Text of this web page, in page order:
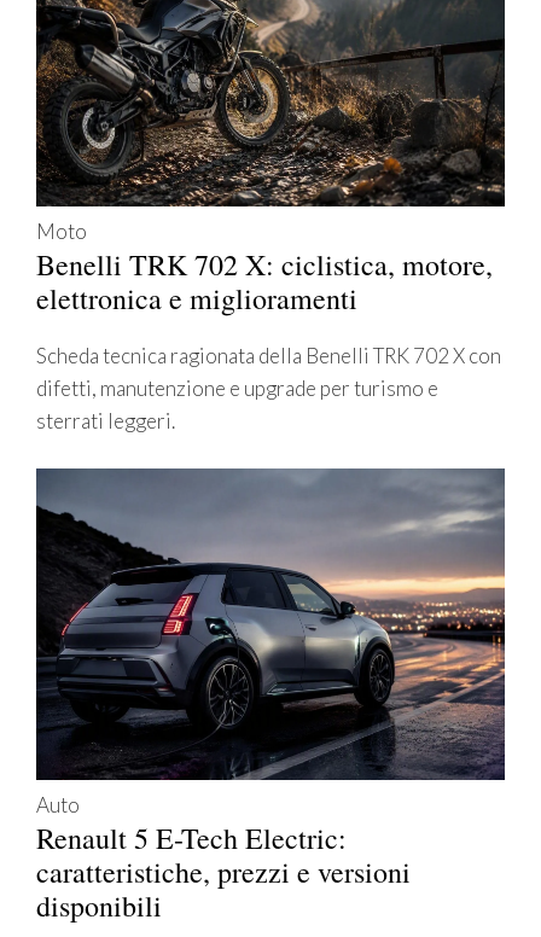
Moto
Benelli TRK 702 X: ciclistica, motore,
elettronica e miglioramenti
Scheda tecnica ragionata della Benelli TRK 702 X con
difetti, manutenzione e upgrade per turismo e
sterrati leggeri.
Auto
Renault 5 E-Tech Electric:
caratteristiche, prezzi e versioni
disponibili